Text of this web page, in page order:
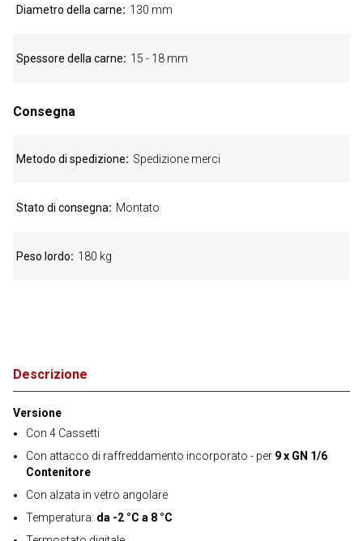
Descrizione
Versione
Con 4 Cassetti
Con attacco di raffreddamento incorporato - per 9 x GN 1/6
Contenitore
Con alzata in vetro angolare
Temperatura: da -2 °C a 8 °C
Diametro della carne 130 mm
Spessore della carne 15 - 18 mm
Consegna
Metodo di spedizione Spedizione merci
Stato di consegna Montato
Peso lordo 180 kg